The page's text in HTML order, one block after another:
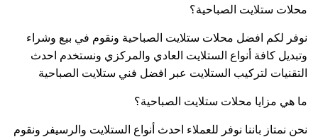
محلات ستلايت الصباحية؟
نوفر لكم افضل محلات ستلايت الصباحية ونقوم في بيع وشراء
وتبديل كافة أنواع الستلايت العادي والمركزي ونستخدم احدث
التقنيات لتركيب الستلايت عبر افضل فني ستلايت الصباحية
ما هي مزايا محلات ستلايت الصباحية؟
نحن نمتاز باننا نوفر للعملاء احدث أنواع الستلايت والرسيفر ونقوم